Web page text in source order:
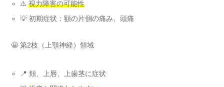
⚠️視力障害の可能性
💡 初期症状：額の片側の痛み、頭痛
😬 第2枝（上顎神経）領域
📍 頬、上唇、上歯茎に症状